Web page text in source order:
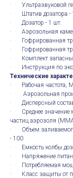
· Ультразвуковой
· Штатив дозатора -
· Дозатор - 1 шт.
· Аэрозольная
· Гофрированная
· Гофрированная
· Комплект
· Инструкция по
Технические
· Рабочая частота,
· Аэрозольная
· Дисперсный
· Среднее значение
частиц аэрозоля
· Объем заливаемого
- 100
· Емкость колбы
· Напряжение
· Потребляемая
· Класс защиты от